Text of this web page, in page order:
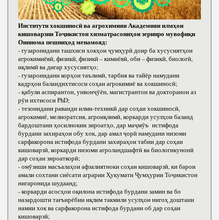
Институти хокшиносӣ ва агрохимияи Академияи илмҳои
кишоварзии Тоҷикистон хизматрасониҳои зеринро мувофиқи
Оиннома пешниҳод менамояд:
- гузаронидани ташхиси хокҳои ҷумҳурӣ доир ба хусусиятҳои
агрокимиёвӣ, физикӣ, физикӣ – кимиёвӣ, оби – физикӣ, биологӣ,
иқлимӣ ва дигар хусусиятҳо;
- гузаронидани корҳои таълимӣ, тарбия ва тайёр намудани
кадрҳои баландихтисоси соҳаи агрокимиё ва хокшиносӣ;
- қабули аспирантон, унвонҷӯён, магистрантон ва докторанон аз
рӯи ихтисоси РhD;
- тезонидани раванди илми-техникӣ дар соҳаи хокшиносӣ,
агрокимиё, мелиоратсия, агроиқлимӣ, коркарди усулҳои баланд
бардоштани ҳосилнокии зироатҳо, дар маҷмӯъ истифода
бурдани захираҳои обу хок, дар амал ҷорӣ намудани низоми
сарфакорона истифода бурдани захираҳои табии дар соҳаи
кишоварзӣ, коркарди низоми агроландшафтӣ ва биологикунонӣ
дар соҳаи зироаткорӣ;
- омӯзиши масъалаҳои афзалиятноки соҳаи кишоварзӣ, ки барои
амали сохтани сиёсати аграрии Ҳукумати Ҷумҳурии Тоҷикистон
нигаронида шудаанд;
- коркарди асосҳои оқилона истифода бурдани замин ва бо
назардошти тағъирёбии иқлим такмили усулҳои нигоҳ доштани
намии хок ва сарфакорона истифода бурдани об дар соҳаи
кишоварзӣ;